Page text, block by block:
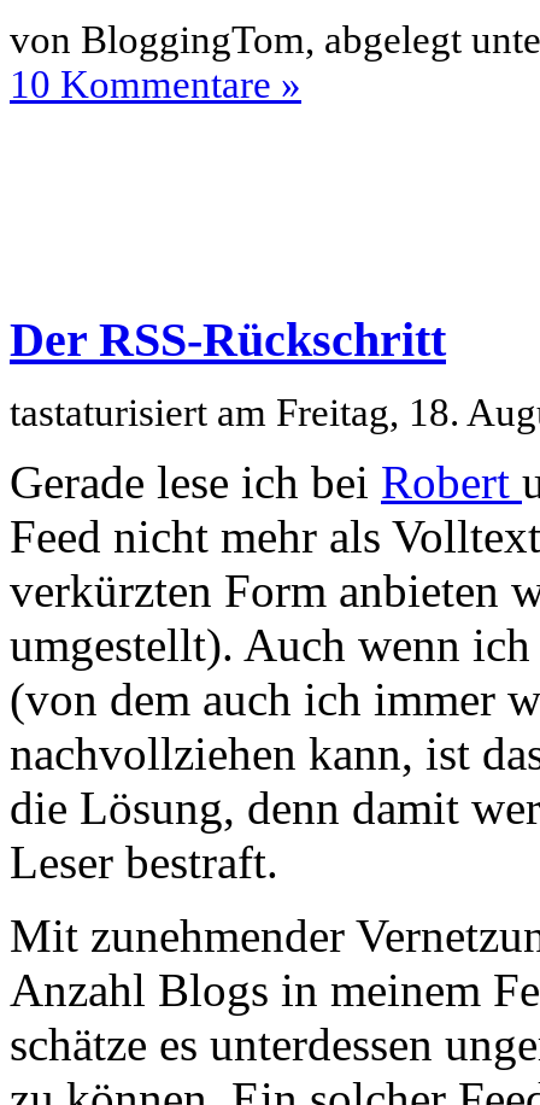
von BloggingTom, abgelegt
10 Kommentare »
Der RSS-Rückschritt
tastaturisiert am Freitag, 18.
Gerade lese ich bei Robert
Feed nicht mehr als
verkürzten Form anbieten
umgestellt). Auch wenn
(von dem auch ich immer
nachvollziehen kann, ist
die Lösung, denn damit
Leser bestraft.
Mit zunehmender
Anzahl Blogs in meinem
schätze es unterdessen